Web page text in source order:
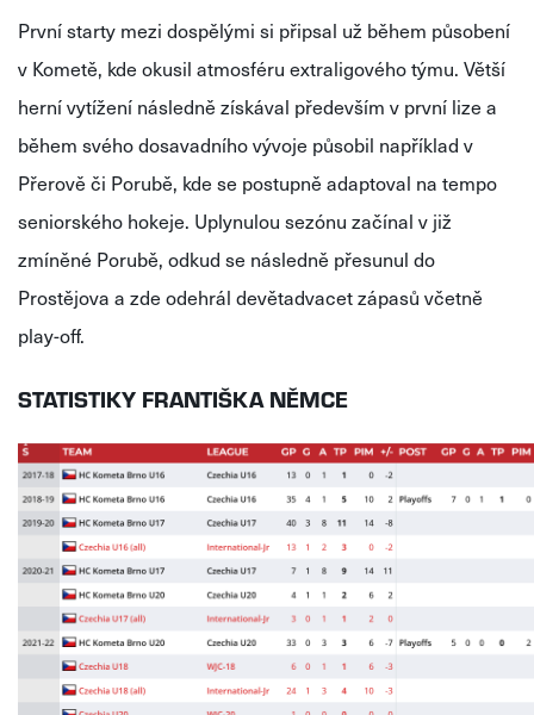
První starty mezi dospělými si připsal už během působení
v Kometě, kde okusil atmosféru extraligového týmu. Větší
herní vytížení následně získával především v první lize a
během svého dosavadního vývoje působil například v
Přerově či Porubě, kde se postupně adaptoval na tempo
seniorského hokeje. Uplynulou sezónu začínal v již
zmíněné Porubě, odkud se následně přesunul do
Prostějova a zde odehrál devětadvacet zápasů včetně
play-off.
STATISTIKY FRANTIŠKA NĚMCE